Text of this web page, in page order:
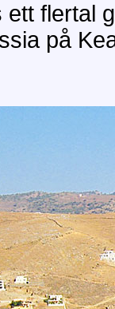
ett flertal
på